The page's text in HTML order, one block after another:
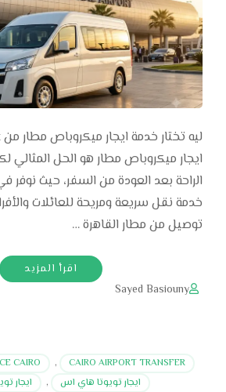
ايجار ميكروباص مطار هو الحل
خدمة نقل سريعة ومريحة للعائلات
توصيل من مطار القاهرة …
اقرأ المزيد
Sayed Basiouny
CAIRO AIRPORT TRANSFER
,
CAIRO
ايجار تويوتا هاي اس
, ايجار